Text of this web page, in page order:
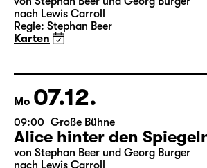
17:00
Große Bühne
mit Audiodeskription
Alice hinter den Spiegeln
Regie: Stephan Beer
Karten
Mo 07.12.